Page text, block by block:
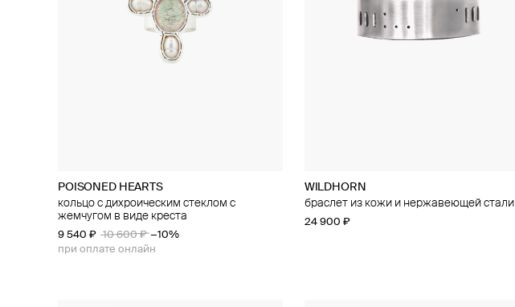
POISONED HEARTS
кольцо с дихроическим стеклом с
жемчугом в виде креста
9 540 ₽ 10 600 ₽ −10%
при оплате онлайн
WILDHORN
браслет из кожи и нержавеющей стали
24 900 ₽